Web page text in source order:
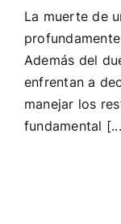
La muerte de
Además del
enfrentan a
manejar los
fundamental